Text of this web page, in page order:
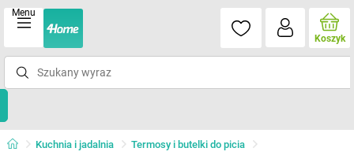
Menu
Koszyk
Kuchnia i jadalnia Termosy i butelki do picia